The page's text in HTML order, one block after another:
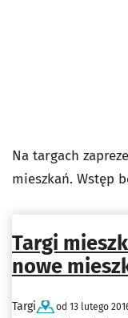
Na targach
mieszkań. Wstęp
Targi
nowe
Targi
od 13 lutego